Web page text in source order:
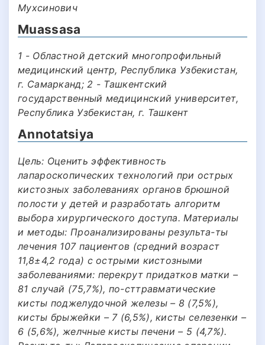
Мухсинович
Muassasa
1 - Областной детский многопрофильный
медицинский центр, Республика Узбекистан,
г. Самарканд; 2 - Ташкентский
государственный медицинский университет,
Республика Узбекистан, г. Ташкент
Annotatsiya
Цель: Оценить эффективность
лапароскопических технологий при острых
кистозных заболеваниях органов брюшной
полости у детей и разработать алгоритм
выбора хирургического доступа. Материалы
и методы: Проанализированы результа-ты
лечения 107 пациентов (средний возраст
11,8±4,2 года) с острыми кистозными
заболеваниями: перекрут придатков матки –
81 случай (75,7%), по-сттравматические
кисты поджелудочной железы – 8 (7,5%),
кисты брыжейки – 7 (6,5%), кисты селезенки –
6 (5,6%), желчные кисты печени – 5 (4,7%).